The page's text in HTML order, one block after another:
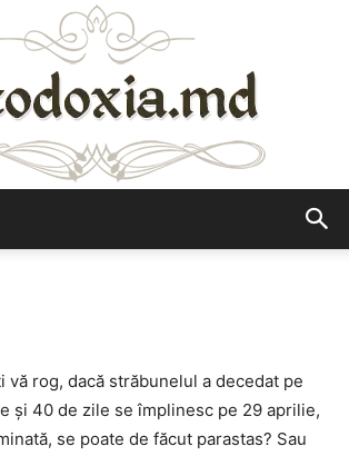
vă rog, dacă străbunelul a decedat pe
şi 40 de zile se împlinesc pe 29 aprilie,
se poate de făcut parastas? Sau